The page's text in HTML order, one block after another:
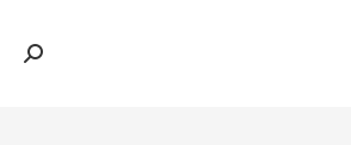
Search: